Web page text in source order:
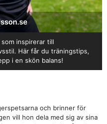
inspirerar till
Här får du träningstips,
i en skön balans!
och brinner för
vill hon dela med sig av sina